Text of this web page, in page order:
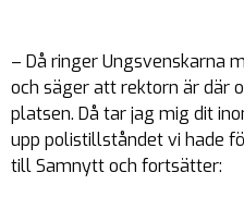
– Då ringer Ungsvenskarna
och säger att rektorn är där
platsen. Då tar jag mig dit
upp polistillståndet vi hade
till Samnytt och fortsätter: